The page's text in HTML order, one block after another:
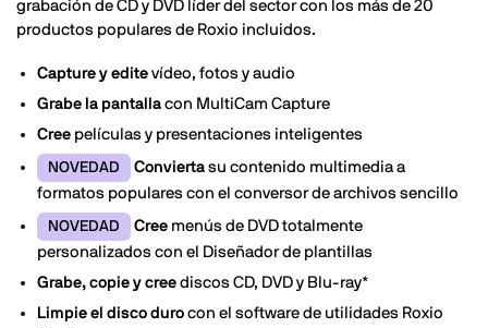
grabación de CD y DVD líder del sector con los más de 20
productos populares de Roxio incluidos.
Capture y editevídeo, fotos y audio
Grabe la pantallacon MultiCam Capture
Creepelículas y presentaciones inteligentes
NOVEDAD Conviertasu contenido multimedia a
formatos populares con el conversor de archivos sencillo
NOVEDAD Creemenús de DVD totalmente
personalizados con el Diseñador de plantillas
Grabe, copie y creediscos CD, DVD y Blu-ray*
Limpie el disco durocon el software de utilidades Roxio